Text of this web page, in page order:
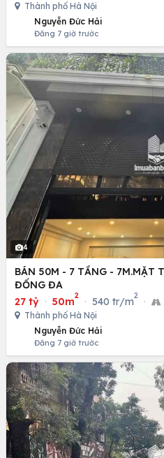
Thành phố Hà Nội
Nguyễn Đức Hải
Đăng 7 giờ trước
4
BÁN 50M - 7 TẦNG - 7M.MẶT
ĐỐNG ĐA
27 tỷ · 50m
2
· 540 tr/m
2
·
Thành phố Hà Nội
Nguyễn Đức Hải
Đăng 7 giờ trước